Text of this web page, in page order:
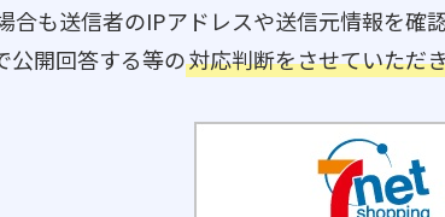
合も送信者のIPアドレスや送信元情報を確
公開回答する等の対応判断をさせていただ